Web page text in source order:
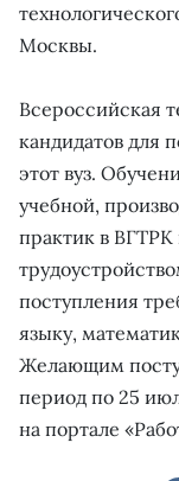
Москвы.
Всероссийская
кандидатов для
этот вуз.
учебной,
практик в
поступления
языку,
Желающим
период по 25
на портале